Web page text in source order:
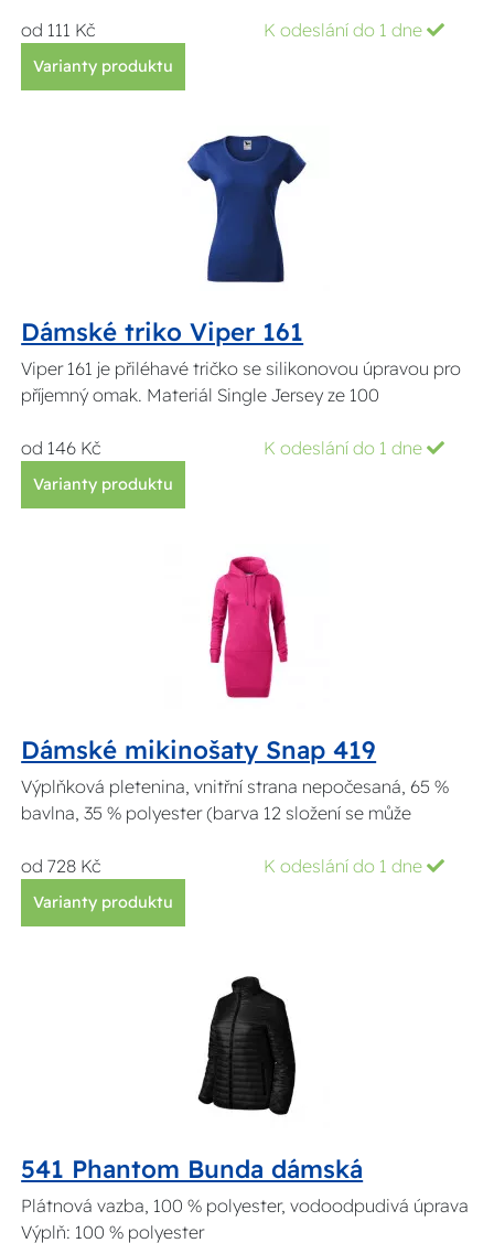
od 111 Kč K odeslání do 1 dne
Varianty produktu
Dámské triko Viper 161
Viper 161 je přiléhavé tričko se silikonovou úpravou pro
příjemný omak. Materiál Single Jersey ze 100
od 146 Kč K odeslání do 1 dne
Varianty produktu
Dámské mikinošaty Snap 419
Výplňková pletenina, vnitřní strana nepočesaná, 65 %
bavlna, 35 % polyester (barva 12 složení se může
od 728 Kč K odeslání do 1 dne
Varianty produktu
541 Phantom Bunda dámská
Plátnová vazba, 100 % polyester, vodoodpudivá úprava
Výplň: 100 % polyester